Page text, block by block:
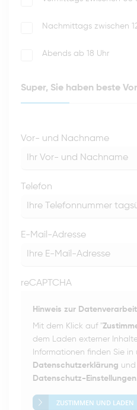
Nachmittags zwischen
Abends ab 18 Uhr
Super, Sie haben beste
Vor- und Nachname
Telefon
E-Mail-Adresse
reCAPTCHA
Hinweis zur
Mit dem Klick auf "
dem Laden externer
Informationen finden Sie in
Datenschutzerklärung
Datenschutz-Einstellungen
ZUSTIMMEN UND LADEN